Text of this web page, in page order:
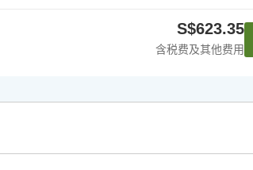
S$623.35
含税费及其他费用